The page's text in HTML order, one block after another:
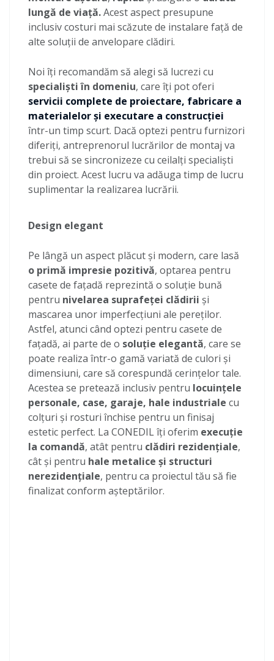
lungă de viață.Acest aspect presupune
inclusiv costuri mai scăzute de instalare față de
alte soluții de anvelopare clădiri.
Noi îți recomandăm să alegi să lucrezi cu
specialiști în domeniu, care îți pot oferi
servicii complete de proiectare, fabricare a
materialelor și executare a construcției
într-un timp scurt. Dacă optezi pentru furnizori
diferiți, antreprenorul lucrărilor de montaj va
trebui să se sincronizeze cu ceilalți specialiști
din proiect. Acest lucru va adăuga timp de lucru
suplimentar la realizarea lucrării.
Design elegant
Pe lângă un aspect plăcut și modern, care lasă
o primă impresie pozitivă, optarea pentru
casete de fațadă reprezintă o soluție bună
pentru nivelarea suprafeței clădirii și
mascarea unor imperfecțiuni ale pereților.
Astfel, atunci când optezi pentru casete de
fațadă, ai parte de o soluție elegantă, care se
poate realiza într-o gamă variată de culori și
dimensiuni, care să corespundă cerințelor tale.
Acestea se pretează inclusiv pentru locuințele
personale, case, garaje, hale industriale cu
colțuri și rosturi închise pentru un finisaj
estetic perfect. La CONEDIL îți oferim execuție
la comandă, atât pentru clădiri rezidențiale,
cât și pentru hale metalice și structuri
nerezidențiale, pentru ca proiectul tău să fie
finalizat conform așteptărilor.